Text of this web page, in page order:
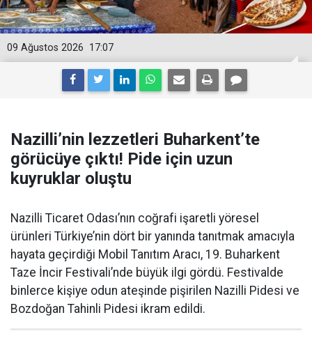
17:07
09 Ağustos 2026
Nazilli’nin lezzetleri Buharkent’te
görücüye çıktı! Pide için uzun
kuyruklar oluştu
Nazilli Ticaret Odası’nın coğrafi işaretli yöresel
ürünleri Türkiye’nin dört bir yanında tanıtmak amacıyla
hayata geçirdiği Mobil Tanıtım Aracı, 19. Buharkent
Taze İncir Festivali’nde büyük ilgi gördü. Festivalde
binlerce kişiye odun ateşinde pişirilen Nazilli Pidesi ve
Bozdoğan Tahinli Pidesi ikram edildi.